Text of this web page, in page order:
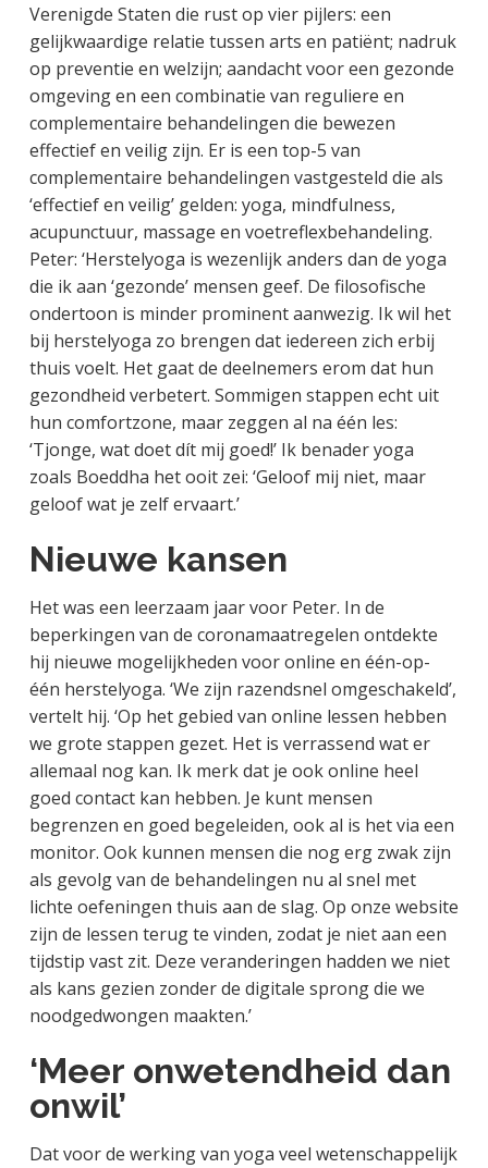
Verenigde Staten die rust op vier pijlers: een
gelijkwaardige relatie tussen arts en patiënt; nadruk
op preventie en welzijn; aandacht voor een gezonde
omgeving en een combinatie van reguliere en
complementaire behandelingen die bewezen
effectief en veilig zijn. Er is een top-5 van
complementaire behandelingen vastgesteld die als
‘effectief en veilig’ gelden: yoga, mindfulness,
acupunctuur, massage en voetreflexbehandeling.
Peter: ‘Herstelyoga is wezenlijk anders dan de yoga
die ik aan ‘gezonde’ mensen geef. De filosofische
ondertoon is minder prominent aanwezig. Ik wil het
bij herstelyoga zo brengen dat iedereen zich erbij
thuis voelt. Het gaat de deelnemers erom dat hun
gezondheid verbetert. Sommigen stappen echt uit
hun comfortzone, maar zeggen al na één les:
‘Tjonge, wat doet dít mij goed!’ Ik benader yoga
zoals Boeddha het ooit zei: ‘Geloof mij niet, maar
geloof wat je zelf ervaart.’
Nieuwe kansen
Het was een leerzaam jaar voor Peter. In de
beperkingen van de coronamaatregelen ontdekte
hij nieuwe mogelijkheden voor online en één-op-
één herstelyoga. ‘We zijn razendsnel omgeschakeld’,
vertelt hij. ‘Op het gebied van online lessen hebben
we grote stappen gezet. Het is verrassend wat er
allemaal nog kan. Ik merk dat je ook online heel
goed contact kan hebben. Je kunt mensen
begrenzen en goed begeleiden, ook al is het via een
monitor. Ook kunnen mensen die nog erg zwak zijn
als gevolg van de behandelingen nu al snel met
lichte oefeningen thuis aan de slag. Op onze website
zijn de lessen terug te vinden, zodat je niet aan een
tijdstip vast zit. Deze veranderingen hadden we niet
als kans gezien zonder de digitale sprong die we
noodgedwongen maakten.’
‘Meer onwetendheid dan
onwil’
Dat voor de werking van yoga veel wetenschappelijk